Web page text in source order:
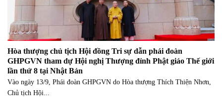
Hòa thượng chủ tịch Hội đồng Tri sự dẫn phái đoàn
GHPGVN tham dự Hội nghị Thượng đỉnh Phật giáo Thế giới
lần thứ 8 tại Nhật Bản
Vào ngày 13/9, Phái đoàn GHPGVN do Hòa thượng Thích Thiện Nhơn,
Chủ tịch Hội...